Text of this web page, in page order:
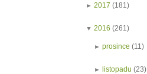
► 2017 (181)
▼ 2016 (261)
►prosince (11)
►listopadu (23)